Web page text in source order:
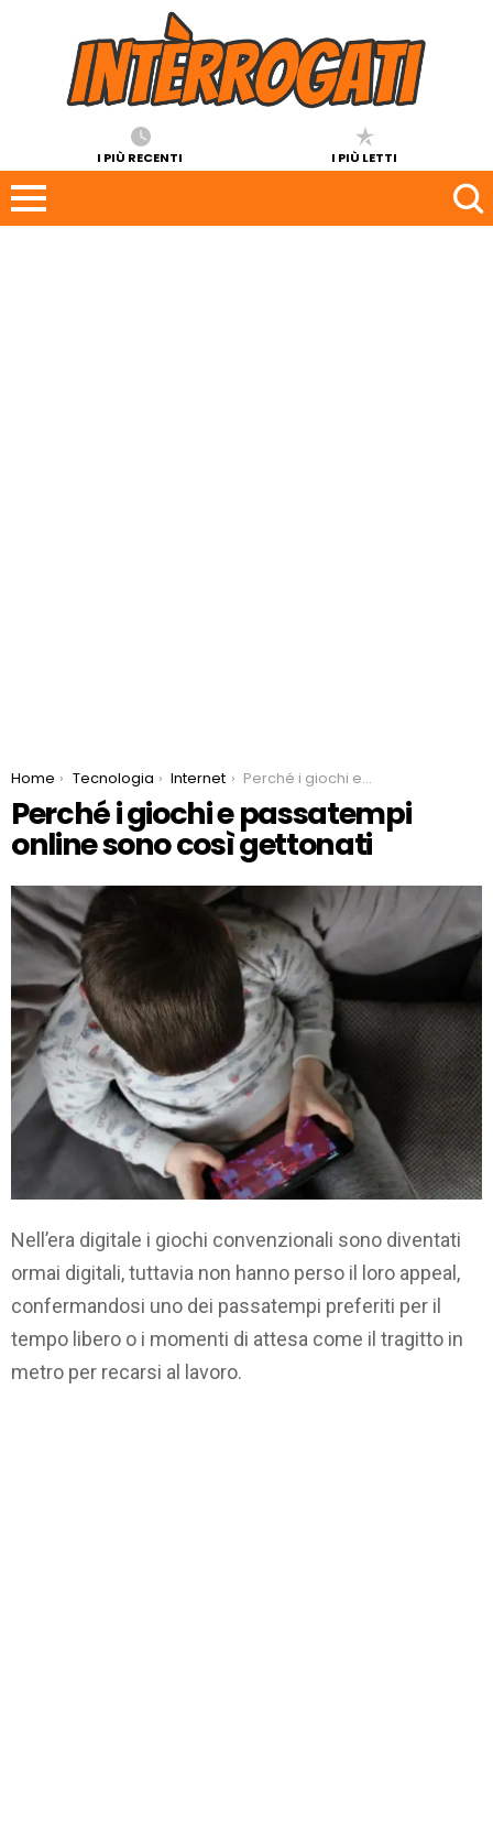
I PIÙ RECENTI I PIÙ LETTI
You are here:
Home Tecnologia Internet Perché i giochi e passatempi online sono così gettonati
Perché i giochi e passatempi
online sono così gettonati
Nell’era digitale i giochi convenzionali sono diventati
ormai digitali, tuttavia non hanno perso il loro appeal,
confermandosi uno dei passatempi preferiti per il
tempo libero o i momenti di attesa come il tragitto in
metro per recarsi al lavoro.